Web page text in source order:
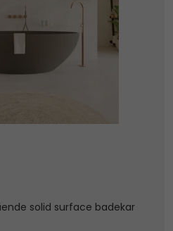
solid surface badekar